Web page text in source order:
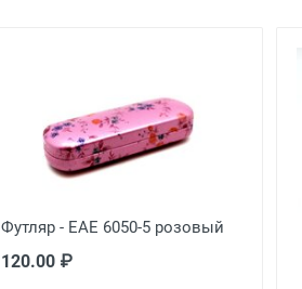
Футляр - EAE 6050-5 розовый
120.00 ₽